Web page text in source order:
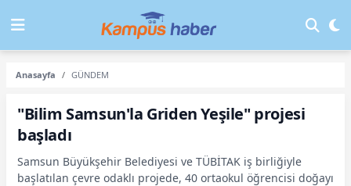
Anasayfa GÜNDEM
"Bilim Samsun'la Griden Yeşile" projesi
başladı
Samsun Büyükşehir Belediyesi ve TÜBİTAK iş birliğiyle
başlatılan çevre odaklı projede, 40 ortaokul öğrencisi doğayı